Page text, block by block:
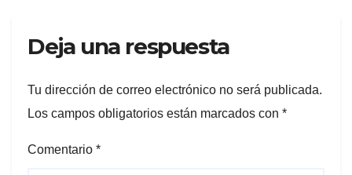
Deja una respuesta
Tu dirección de correo electrónico no será publicada.
Los campos obligatorios están marcados con *
Comentario *